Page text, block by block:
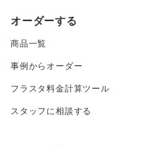
オーダーする
商品一覧
事例からオーダー
フラスタ料金計算ツール
スタッフに相談する